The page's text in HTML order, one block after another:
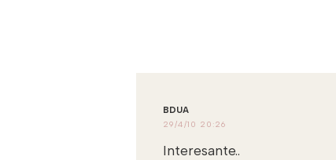
BDUA
29/4/10 20:26
Interesante..